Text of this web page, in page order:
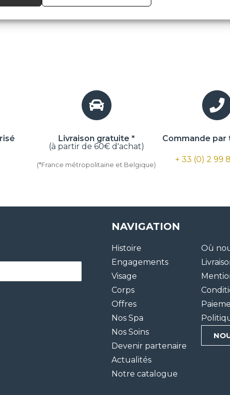
Livraison gratuite *
(à partir de 60€ d'achat)
(*France métropolitaine et Belgique)
Commande par
+ 33 (0) 2 99
NAVIGATION
Histoire
Engagements
Visage
Corps
Offres
Nos Spa
Nos Soins
Devenir partenaire
Actualités
Notre catalogue
Où